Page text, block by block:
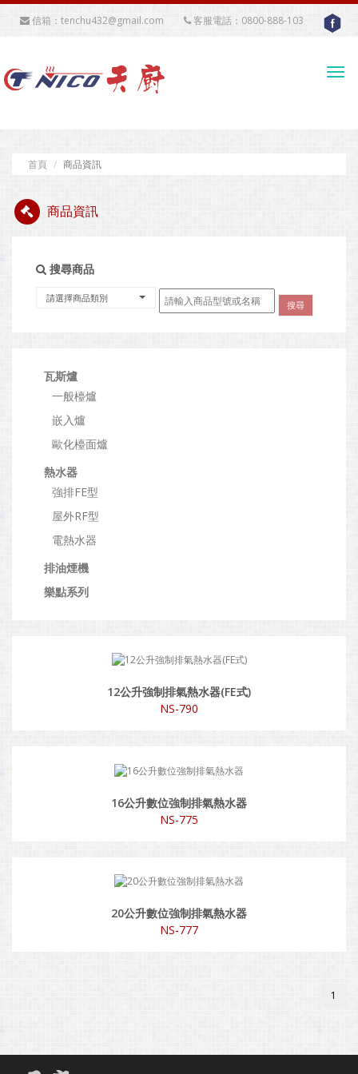
信箱：tenchu432@gmail.com 客服電話：0800-888-103
首頁 商品資訊
商品資訊
搜尋商品
請選擇商品類別
搜尋
瓦斯爐
一般檯爐
嵌入爐
歐化檯面爐
熱水器
強排FE型
屋外RF型
電熱水器
排油煙機
樂點系列
12公升強制排氣熱水器(FE式)
NS-790
16公升數位強制排氣熱水器
NS-775
20公升數位強制排氣熱水器
NS-777
1